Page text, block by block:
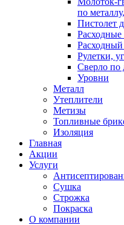
по
Пистолет
Расходные
Рулетки,
Сверло по
Уровни
Металл
Утеплители
Метизы
Топливные
Изоляция
Главная
Акции
Услуги
Сушка
Строжка
Покраска
О компании